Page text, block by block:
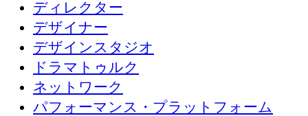
ディレクター
デザイナー
デザインスタジオ
ドラマトゥルク
ネットワーク
パフォーマンス・プラットフォーム